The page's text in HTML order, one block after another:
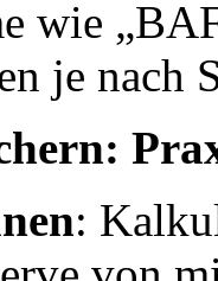
wie
je nach
: